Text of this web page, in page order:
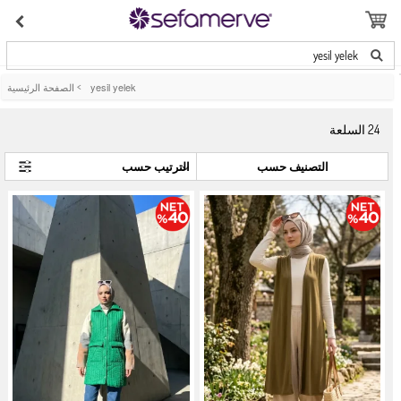
yesil yelek
الصفحة الرئيسية > yesil yelek
24السلعة
التصنيف حسب